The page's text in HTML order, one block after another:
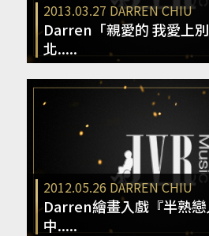
2013.03.27 DARREN CHIU
Darren「親愛的 我愛上
北.....
2012.05.26 DARREN CHIU
Darren繪畫入戲『半熟
中.....